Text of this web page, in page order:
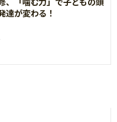
達が変わる！